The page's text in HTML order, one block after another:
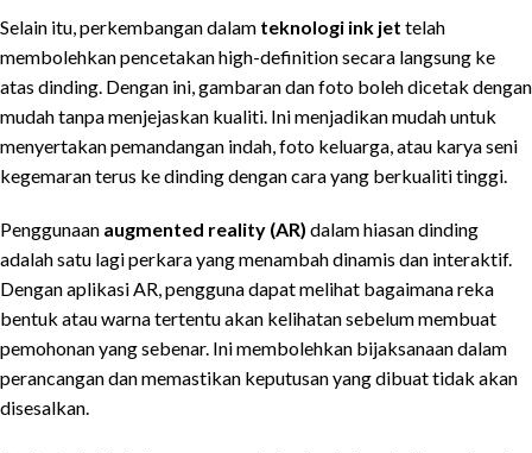
Selain itu, perkembangan dalam teknologi ink jet telah
membolehkan pencetakan high-definition secara langsung ke
atas dinding. Dengan ini, gambaran dan foto boleh dicetak dengan
mudah tanpa menjejaskan kualiti. Ini menjadikan mudah untuk
menyertakan pemandangan indah, foto keluarga, atau karya seni
kegemaran terus ke dinding dengan cara yang berkualiti tinggi.
Penggunaan augmented reality (AR) dalam hiasan dinding
adalah satu lagi perkara yang menambah dinamis dan interaktif.
Dengan aplikasi AR, pengguna dapat melihat bagaimana reka
bentuk atau warna tertentu akan kelihatan sebelum membuat
pemohonan yang sebenar. Ini membolehkan bijaksanaan dalam
perancangan dan memastikan keputusan yang dibuat tidak akan
disesalkan.